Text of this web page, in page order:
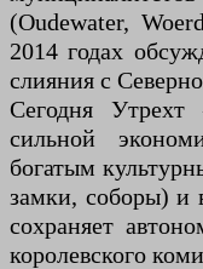
(Oudewater,
2014 годах
слияния с
Сегодня
сильной
богатым
замки, соборы) и
сохраняет
королевского